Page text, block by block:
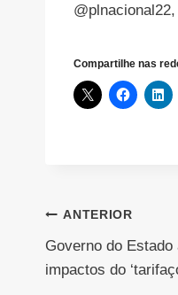
Compartilhe nas
Navegação
de
ANTERIOR
Governo do
impactos do